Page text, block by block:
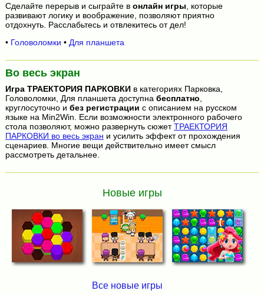
Сделайте перерыв и сыграйте в онлайн игры , которые
развивают логику и воображение, позволяют приятно
отдохнуть. Расслабьтесь и отвлекитесь от дел!
• Головоломки • Для планшета
Во весь экран
Игра ТРАЕКТОРИЯ ПАРКОВКИв категориях Парковка,
Головоломки, Для планшета доступна бесплатно,
круглосуточно и без регистрации с описанием на русском
языке на Min2Win. Если возможности электронного рабочего
стола позволяют, можно развернуть сюжетТРАЕКТОРИЯ
ПАРКОВКИ во весь экран и усилить эффект от прохождения
сценариев. Многие вещи действительно имеет смысл
рассмотреть детальнее.
Новые игры
Все новые игры